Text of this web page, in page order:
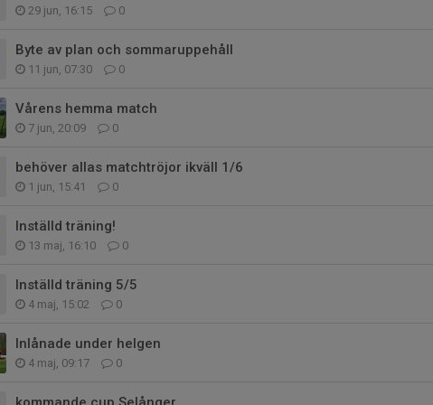
29 jun, 16:15 0
Byte av plan och sommaruppehåll
11 jun, 07:30 0
Vårens hemma match
7 jun, 20:09 0
behöver allas matchtröjor ikväll 1/6
1 jun, 15:41 0
Inställd träning!
13 maj, 16:10 0
Inställd träning 5/5
4 maj, 15:02 0
Inlånade under helgen
4 maj, 09:17 0